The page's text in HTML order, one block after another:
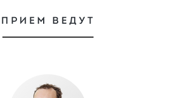
ПРИЕМ ВЕДУТ